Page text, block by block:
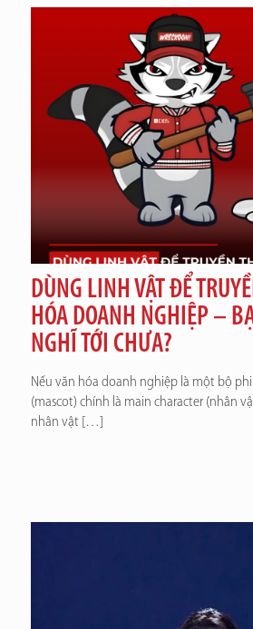
DÙNG LINH VẬT ĐỂ
HÓA DOANH NGHIỆP –
NGHĨ TỚI CHƯA?
Nếu văn hóa doanh nghiệp là một bộ
(mascot) chính là main character (nhân
nhân vật […]